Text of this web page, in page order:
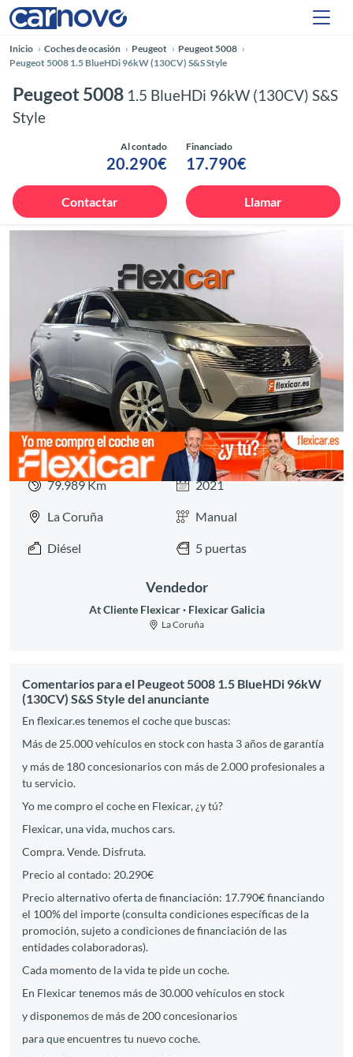
Inicio Coches de ocasión Peugeot
Peugeot 5008
Peugeot 5008 1.5 BlueHDi 96kW (130CV) S&S Style
Peugeot 5008 1.5 BlueHDi 96kW (130CV) S&S
Style
Al contado
20.290€
Financiado
17.790€
Contactar Llamar
Anterior
79.989 Km 2021
La Coruña Manual
Diésel 5 puertas
Vendedor
At Cliente Flexicar Flexicar Galicia
La Coruña
Comentarios para el Peugeot 5008 1.5 BlueHDi 96kW
(130CV) S&S Style del anunciante
En flexicar.es tenemos el coche que buscas:
Más de 25.000 vehículos en stock con hasta 3 años de garantía
y más de 180 concesionarios con más de 2.000 profesionales a
tu servicio.
Yo me compro el coche en Flexicar, ¿y tú?
Flexicar, una vida, muchos cars.
Compra. Vende. Disfruta.
Precio al contado: 20.290€
Precio alternativo oferta de financiación: 17.790€ financiando
el 100% del importe (consulta condiciones específicas de la
promoción, sujeto a condiciones de financiación de las
entidades colaboradoras).
Cada momento de la vida te pide un coche.
En Flexicar tenemos más de 30.000 vehículos en stock
y disponemos de más de 200 concesionarios
para que encuentres tu nuevo coche.